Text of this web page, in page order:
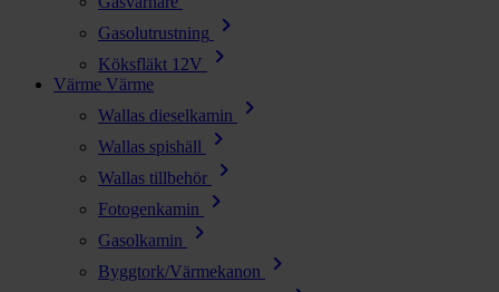
Gasolutrustning chevron_right
Köksfläkt 12V chevron_right
Värme Värme
Wallas dieselkamin
chevron_right
Wallas spishäll chevron_right
Wallas tillbehör chevron_right
Fotogenkamin chevron_right
Gasolkamin chevron_right
Byggtork/Värmekanon chevron_right